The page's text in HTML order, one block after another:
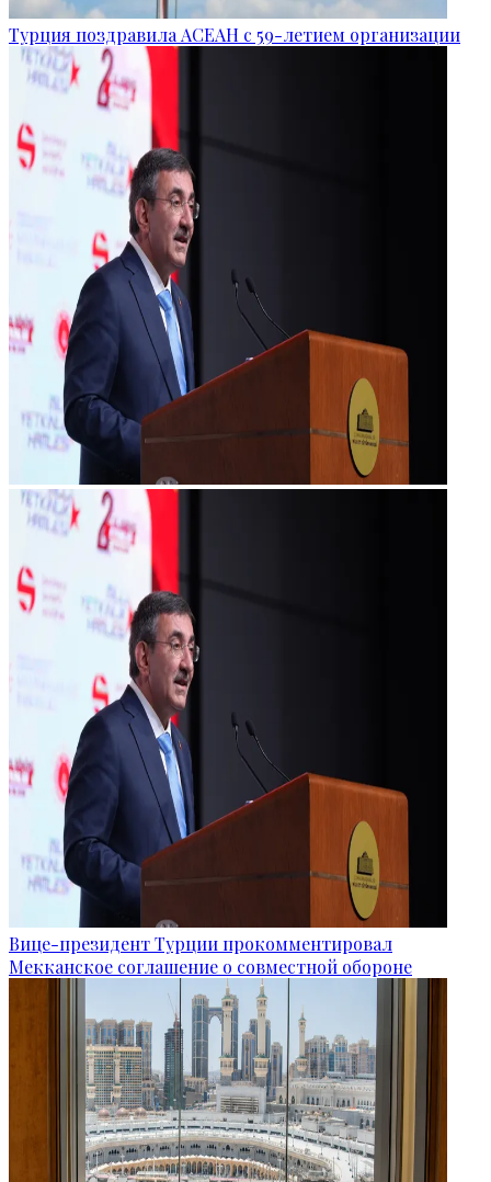
Турция поздравила АСЕАН с 59-летием организации
Вице-президент Турции прокомментировал
Мекканское соглашение о совместной обороне